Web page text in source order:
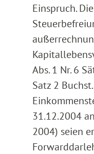
Einspruch.
Abs. 1 Nr. 6
Satz 2
31.12.2004
2004) seien